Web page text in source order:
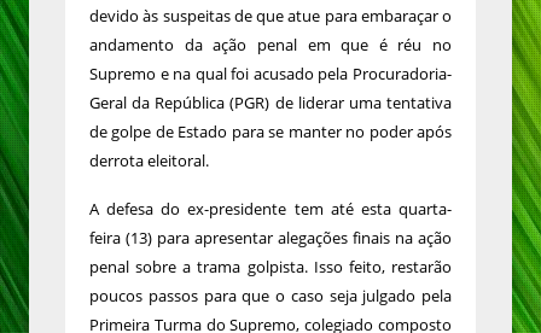
devido às suspeitas de que atue para embaraçar o
andamento da ação penal em que é réu no
Supremo e na qual foi acusado pela Procuradoria-
Geral da República (PGR) de liderar uma tentativa
de golpe de Estado para se manter no poder após
derrota eleitoral.
A defesa do ex-presidente tem até esta quarta-
feira (13) para apresentar alegações finais na ação
penal sobre a trama golpista. Isso feito, restarão
poucos passos para que o caso seja julgado pela
Primeira Turma do Supremo, colegiado composto